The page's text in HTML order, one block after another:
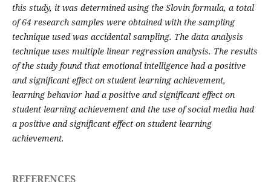
this study, it was determined using the Slovin formula, a total
of 64 research samples were obtained with the sampling
technique used was accidental sampling. The data analysis
technique uses multiple linear regression analysis. The results
of the study found that emotional intelligence had a positive
and significant effect on student learning achievement,
learning behavior had a positive and significant effect on
student learning achievement and the use of social media had
a positive and significant effect on student learning
achievement.
REFERENCES